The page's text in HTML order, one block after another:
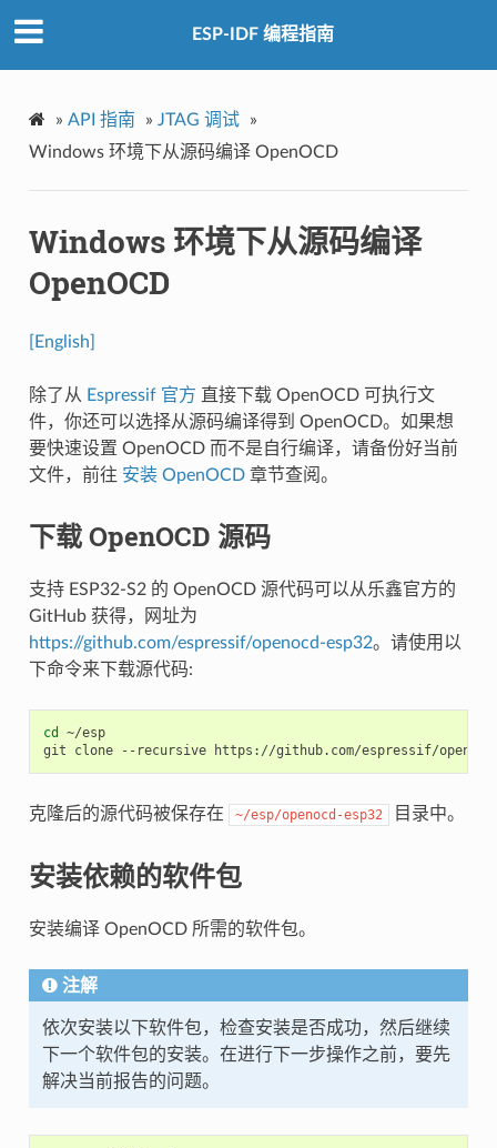
ESP-IDF 编程指南
» API 指南 » JTAG 调试
»
Windows 环境下从源码编译 OpenOCD
Windows 环境下从源码编译
OpenOCD
[English]
除了从 Espressif 官方 直接下载 OpenOCD 可执行文
件，你还可以选择从源码编译得到 OpenOCD。如果想
要快速设置 OpenOCD 而不是自行编译，请备份好当前
文件，前往 安装 OpenOCD章节查阅。
下载 OpenOCD 源码
支持 ESP32-S2 的 OpenOCD 源代码可以从乐鑫官方的
GitHub 获得，网址为
https://github.com/espressif/openocd-esp32。请使用以
下命令来下载源代码:
cd ~/esp
克隆后的源代码被保存在 ~/esp/openocd-esp32 目录中。
安装依赖的软件包
安装编译 OpenOCD 所需的软件包。
注解
依次安装以下软件包，检查安装是否成功，然后继续
下一个软件包的安装。在进行下一步操作之前，要先
解决当前报告的问题。